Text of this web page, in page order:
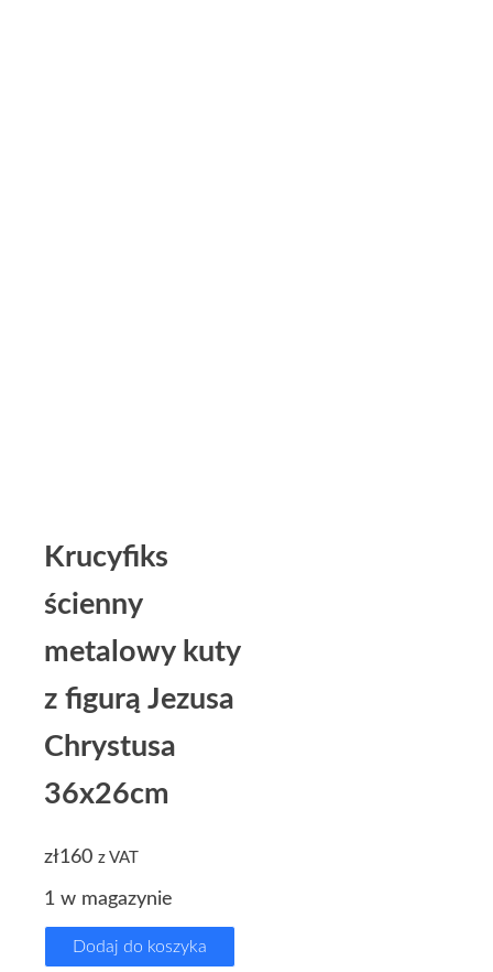
Krucyfiks
ścienny
metalowy kuty
z figurą Jezusa
Chrystusa
36x26cm
zł160 z VAT
1 w magazynie
Dodaj do koszyka